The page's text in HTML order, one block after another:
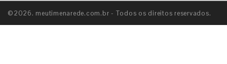
©2026. meutimenarede.com.br - Todos os direitos reservados.